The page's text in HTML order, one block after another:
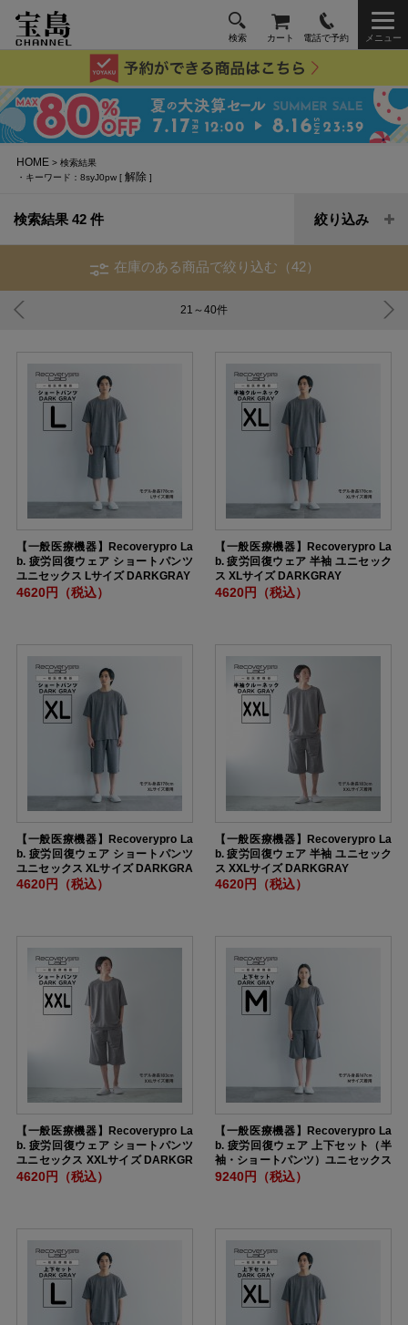
検索 カート 電話で予約 メニュー
HOME > 検索結果
・キーワード：8syJ0pw [解除 ]
検索結果 42 件 絞り込み
在庫のある商品で絞り込む（42）
21～40件
【一般医療機器】Recoverypro La
b. 疲労回復ウェア ショートパンツ
ユニセックス Lサイズ DARKGRAY
4620円（税込）
【一般医療機器】Recoverypro La
b. 疲労回復ウェア 半袖 ユニセック
ス XLサイズ DARKGRAY
4620円（税込）
【一般医療機器】Recoverypro La
b. 疲労回復ウェア ショートパンツ
ユニセックス XLサイズ DARKGRA
Y
4620円（税込）
【一般医療機器】Recoverypro La
b. 疲労回復ウェア 半袖 ユニセック
ス XXLサイズ DARKGRAY
4620円（税込）
【一般医療機器】Recoverypro La
b. 疲労回復ウェア ショートパンツ
ユニセックス XXLサイズ DARKGR
AY
4620円（税込）
【一般医療機器】Recoverypro La
b. 疲労回復ウェア 上下セット（半
袖・ショートパンツ）ユニセックス
Mサイズ DARKGRAY
9240円（税込）